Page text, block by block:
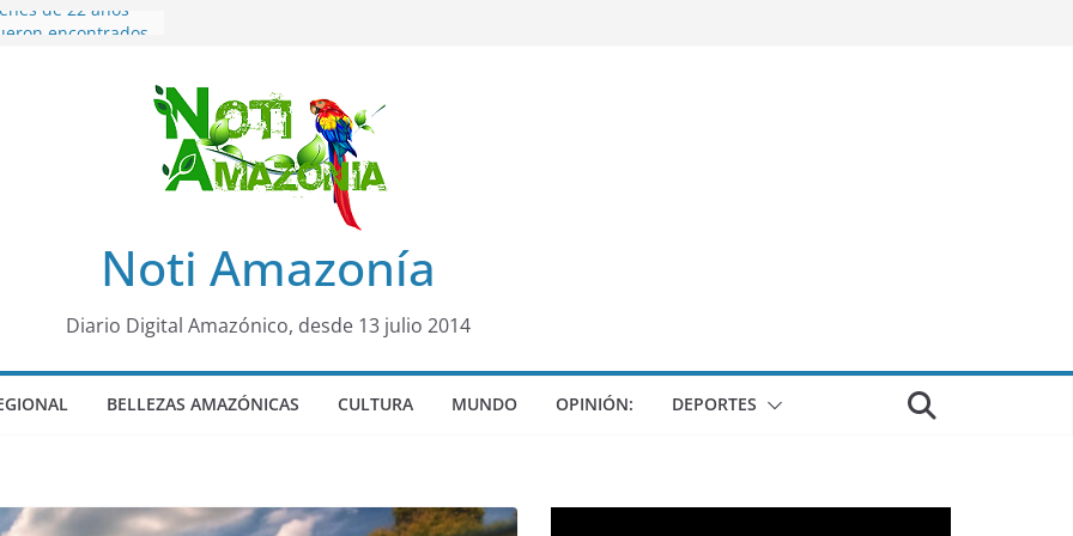
de 22 años
nueva reina por
de dormir mal en
Noti Amazonía
Diario Digital Amazónico, desde 13 julio 2014
BELLEZAS AMAZÓNICAS CULTURA MUNDO OPINIÓN: DEPORTES